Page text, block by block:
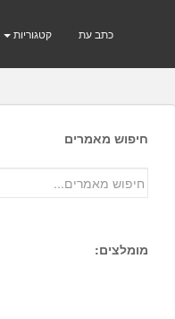
קטגוריות כתב עת
חיפוש מאמרים
מומלצים: